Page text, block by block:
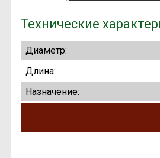
Технические
Диаметр:
Длина:
Назначение: